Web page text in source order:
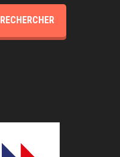
RECHERCHER